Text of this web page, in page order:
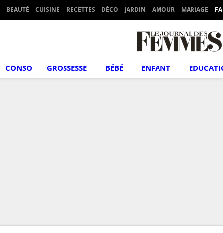
BEAUTÉ CUISINE RECETTES DÉCO JARDIN AMOUR MARIAGE
CONSO GROSSESSE BÉBÉ ENFANT